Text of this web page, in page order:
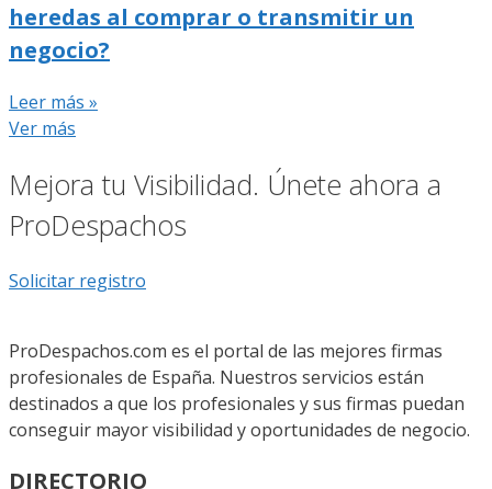
heredas al comprar o transmitir un
negocio?
Leer más »
Ver más
Mejora tu Visibilidad. Únete ahora a
ProDespachos
Solicitar registro
ProDespachos.com es el portal de las mejores firmas
profesionales de España. Nuestros servicios están
destinados a que los profesionales y sus firmas puedan
conseguir mayor visibilidad y oportunidades de negocio.
DIRECTORIO